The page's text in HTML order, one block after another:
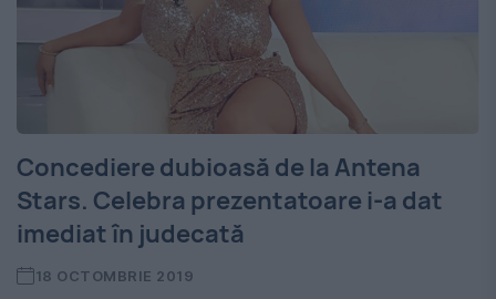
Concediere dubioasă de la Antena
Stars. Celebra prezentatoare i-a dat
imediat în judecată
18 OCTOMBRIE 2019